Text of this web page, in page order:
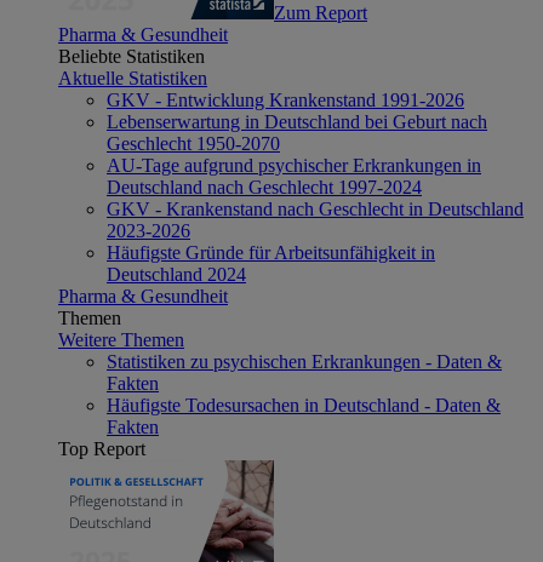
Zum Report
Pharma & Gesundheit
Beliebte Statistiken
Aktuelle Statistiken
GKV - Entwicklung Krankenstand 1991-2026
Lebenserwartung in Deutschland bei Geburt nach
Geschlecht 1950-2070
AU-Tage aufgrund psychischer Erkrankungen in
Deutschland nach Geschlecht 1997-2024
GKV - Krankenstand nach Geschlecht in Deutschland
2023-2026
Häufigste Gründe für Arbeitsunfähigkeit in
Deutschland 2024
Pharma & Gesundheit
Themen
Weitere Themen
Statistiken zu psychischen Erkrankungen - Daten &
Fakten
Häufigste Todesursachen in Deutschland - Daten &
Fakten
Top Report